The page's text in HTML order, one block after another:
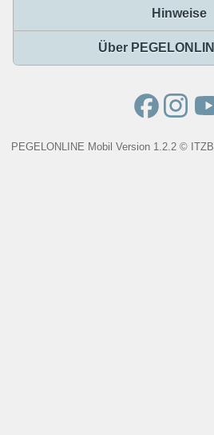
Hinweise
Über
PEGELONLINE Mobil Version 1.2.2 ©